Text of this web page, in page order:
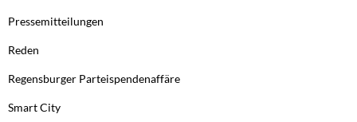
Pressemitteilungen
Reden
Regensburger Parteispendenaffäre
Smart City